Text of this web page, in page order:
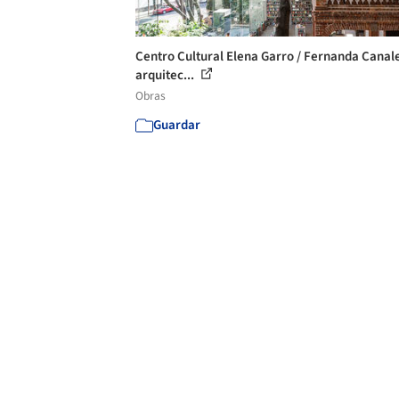
Centro Cultural Elena Garro / Fernanda
arquitec...
Obras
Guardar